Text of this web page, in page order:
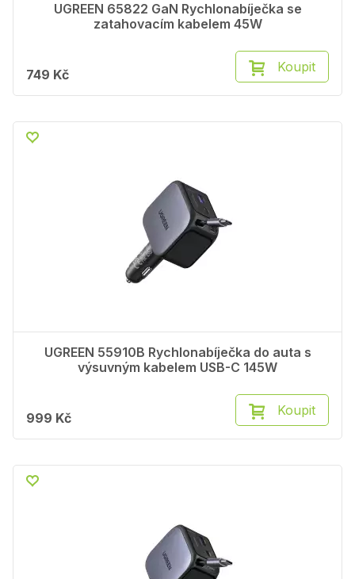
UGREEN 65822 GaN Rychlonabíječka se
zatahovacím kabelem 45W
749 Kč Koupit
UGREEN 55910B Rychlonabíječka do auta s
výsuvným kabelem USB-C 145W
999 Kč Koupit